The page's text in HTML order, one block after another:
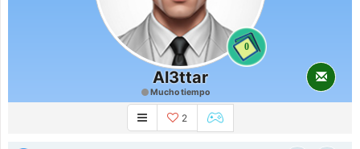
0
Al3ttar
Mucho tiempo
2